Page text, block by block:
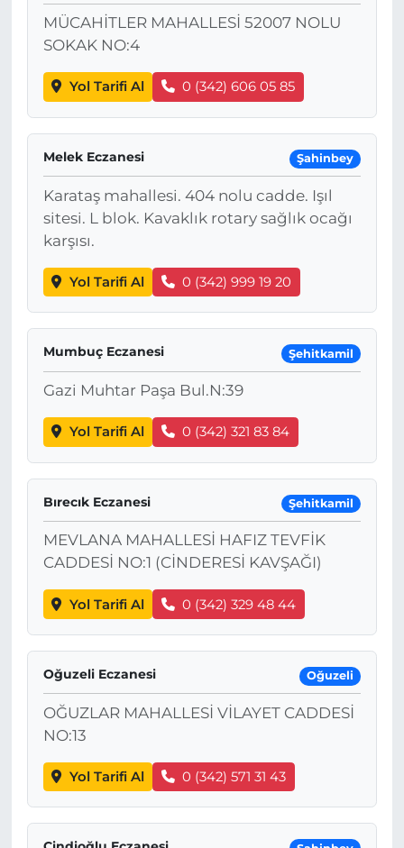
MÜCAHİTLER MAHALLESİ 52007 NOLU
SOKAK NO:4
Yol Tarifi Al 0 (342) 606 05 85
Melek Eczanesi Şahinbey
Karataş mahallesi. 404 nolu cadde. Işıl
sitesi. L blok. Kavaklık rotary sağlık ocağı
karşısı.
Yol Tarifi Al 0 (342) 999 19 20
Mumbuç Eczanesi Şehitkamil
Gazi Muhtar Paşa Bul.N:39
Yol Tarifi Al 0 (342) 321 83 84
Bırecık Eczanesi Şehitkamil
MEVLANA MAHALLESİ HAFIZ TEVFİK
CADDESİ NO:1 (CİNDERESİ KAVŞAĞI)
Yol Tarifi Al 0 (342) 329 48 44
Oğuzeli Eczanesi Oğuzeli
OĞUZLAR MAHALLESİ VİLAYET CADDESİ
NO:13
Yol Tarifi Al 0 (342) 571 31 43